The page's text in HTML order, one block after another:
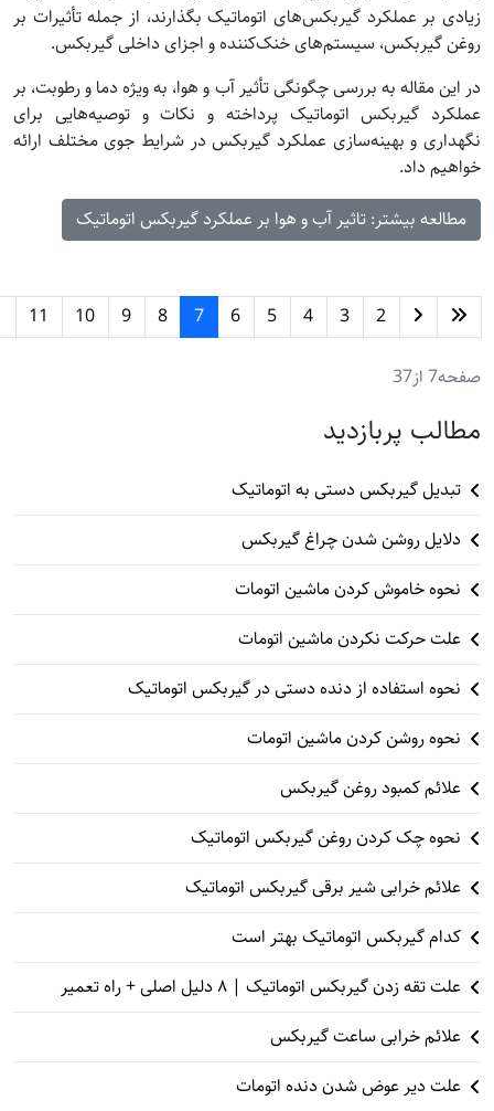
زیادی بر عملکرد گیربکس‌های اتوماتیک بگذارند، از جمله تأثیرات بر
روغن گیربکس، سیستم‌های خنک‌کننده و اجزای داخلی گیربکس.
در این مقاله به بررسی چگونگی تأثیر آب و هوا، به ویژه دما و رطوبت، بر
عملکرد گیربکس اتوماتیک پرداخته و نکات و توصیه‌هایی برای
نگهداری و بهینه‌سازی عملکرد گیربکس در شرایط جوی مختلف ارائه
خواهیم داد.
مطالعه بیشتر: تاثیر آب و هوا بر عملکرد گیربکس اتوماتیک
2
3
4
5
6
7
8
9
10
11
صفحه7 از37
مطالب پربازدید
تبدیل گیربکس دستی به اتوماتیک
دلایل روشن شدن چراغ گیربکس
نحوه خاموش کردن ماشین اتومات
علت حرکت نکردن ماشین اتومات
نحوه استفاده از دنده دستی در گیربکس اتوماتیک
نحوه روشن کردن ماشین اتومات
علائم کمبود روغن گیربکس
نحوه چک کردن روغن گیربکس اتوماتیک
علائم خرابی شیر برقی گیربکس اتوماتیک
کدام گیربکس اتوماتیک بهتر است
علت تقه زدن گیربکس اتوماتیک | ۸ دلیل اصلی + راه تعمیر
علائم خرابی ساعت گیربکس
علت دیر عوض شدن دنده اتومات